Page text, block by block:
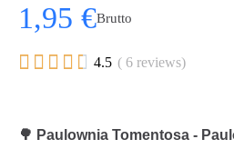
1,95 €Brutto
     4.5 ( 6 reviews)
🌳 Paulownia Tomentosa -